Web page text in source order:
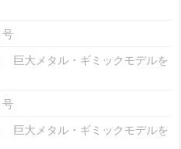
号
巨大メタル・ギミックモデルを
号
巨大メタル・ギミックモデルを